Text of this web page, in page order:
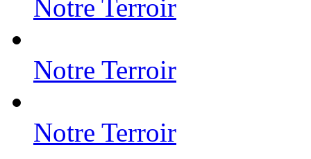
Notre Terroir
Notre Terroir
Notre Terroir